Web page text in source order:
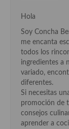
Cocina Italiana
Cocina
Cocina Polaca
Cocina
Cocina Rusa
Cocina Sueca
Hola
Soy Concha
me encanta
todos los
ingredientes a
variado,
diferentes.
Si necesitas
promoción de
consejos
aprender a